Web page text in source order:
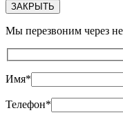
ЗАКРЫТЬ
Мы перезвоним через
Имя*
Телефон*